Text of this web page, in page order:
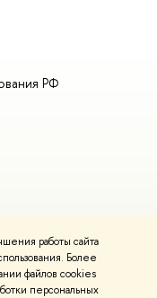
работы сайта
Более
файлов cookies
персональных
РФ